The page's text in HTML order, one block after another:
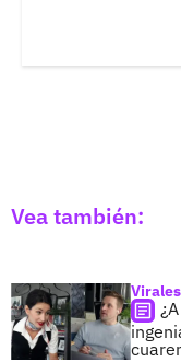
Vea también:
Virales